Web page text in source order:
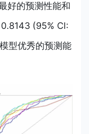
好的预测性能和
(95% CI:
型优秀的预测能